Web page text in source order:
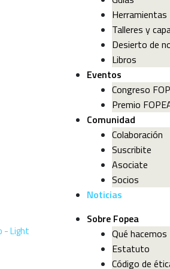
Herramientas
Talleres y
Desierto de
Libros
Eventos
Congreso
Premio
Comunidad
Colaboración
Suscribite
Asociate
Socios
Noticias
Sobre Fopea
Qué hacemos
Estatuto
Código de